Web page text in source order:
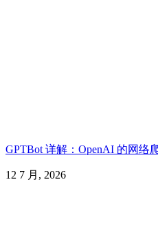
GPTBot 详解：OpenAI 的网络
12 7 月, 2026